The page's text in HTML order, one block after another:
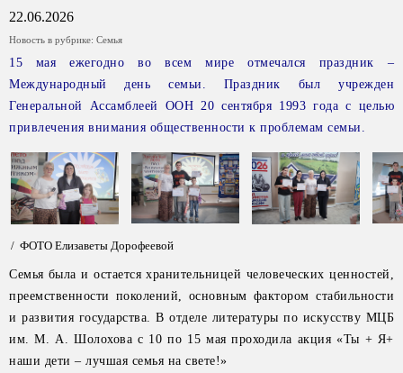
22.06.2026
Новость в рубрике: Семья
15 мая ежегодно во всем мире отмечался праздник –
Международный день семьи. Праздник был учрежден
Генеральной Ассамблеей ООН 20 сентября 1993 года с целью
привлечения внимания общественности к проблемам семьи.
/ ФОТО Елизаветы Дорофеевой
Семья была и остается хранительницей человеческих ценностей,
преемственности поколений, основным фактором стабильности
и развития государства. В отделе литературы по искусству МЦБ
им. М. А. Шолохова с 10 по 15 мая проходила акция «Ты + Я+
наши дети – лучшая семья на свете!»